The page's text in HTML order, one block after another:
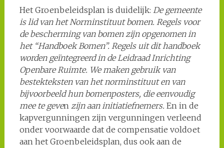
Het Groenbeleidsplan is duidelijk: De gemeente
is lid van het Norminstituut bomen. Regels voor
de bescherming van bomen zijn opgenomen in
het “Handboek Bomen”. Regels uit dit handboek
worden geïntegreerd in de Leidraad Inrichting
Openbare Ruimte. We maken gebruik van
bestekteksten van het norminstituut en van
bijvoorbeeld hun bomenposters, die eenvoudig
mee te geven zijn aan initiatiefnemers. En in de
kapvergunningen zijn vergunningen verleend
onder voorwaarde dat de compensatie voldoet
aan het Groenbeleidsplan, dus ook aan de